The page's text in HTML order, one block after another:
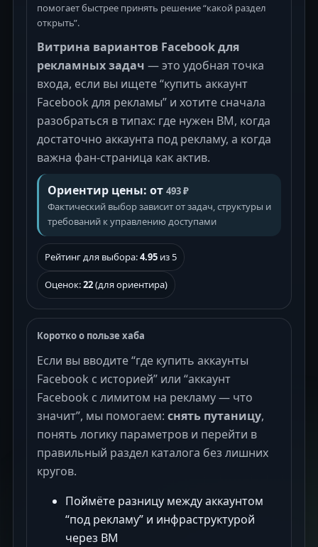
помогает быстрее принять решение “какой раздел
открыть”.
Витрина вариантов Facebook для
рекламных задач — это удобная точка
входа, если вы ищете “купить аккаунт
Facebook для рекламы” и хотите сначала
разобраться в типах: где нужен BM, когда
достаточно аккаунта под рекламу, а когда
важна фан-страница как актив.
Ориентир цены: от 493₽
Фактический выбор зависит от задач, структуры и
требований к управлению доступами
Рейтинг для выбора:4.95 из 5
Оценок:22(для ориентира)
Коротко о пользе хаба
Если вы вводите “где купить аккаунты
Facebook с историей” или “аккаунт
Facebook с лимитом на рекламу — что
значит”, мы помогаем: снять путаницу,
понять логику параметров и перейти в
правильный раздел каталога без лишних
кругов.
Поймёте разницу между аккаунтом
“под рекламу” и инфраструктурой
через BM